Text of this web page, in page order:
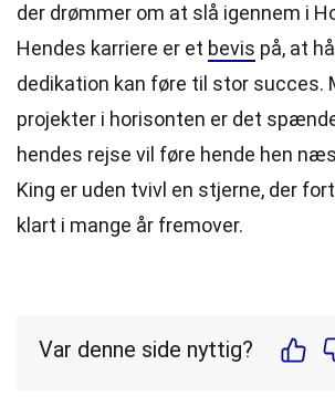
der drømmer om at slå igennem i
Hendes karriere er et bevis på, at
dedikation kan føre til stor succes.
projekter i horisonten er det
hendes rejse vil føre hende hen
King er uden tvivl en stjerne, der
klart i mange år fremover.
Var denne side nyttig?